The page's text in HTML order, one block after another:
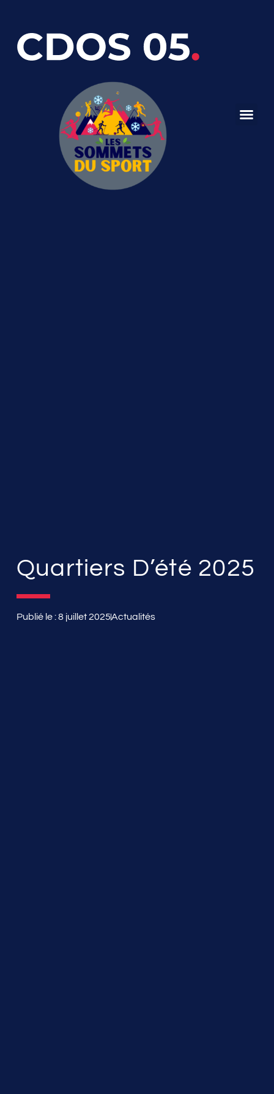
Quartiers D’été 2025
Publié le :8 juillet 2025Actualités